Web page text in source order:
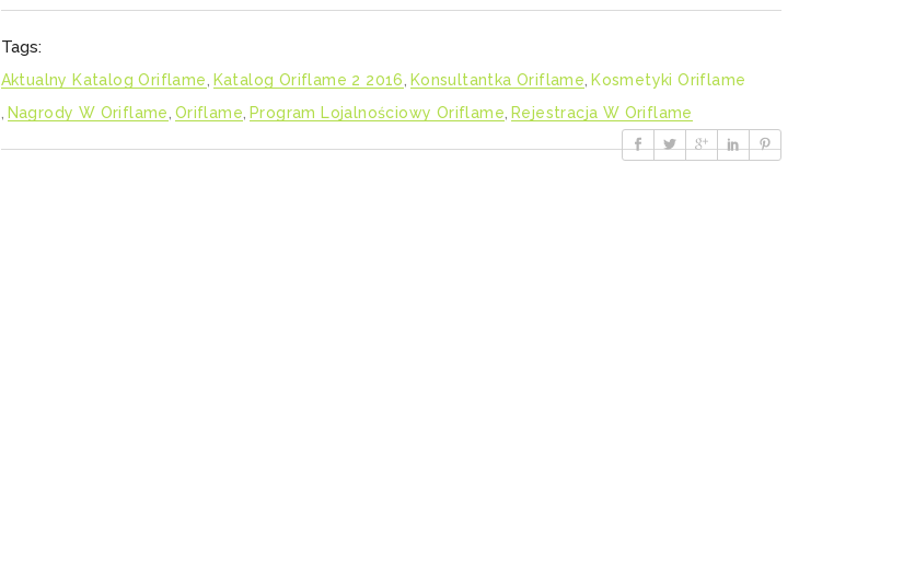
Tags:
Aktualny Katalog Oriflame Katalog Oriflame 2 2016 Konsultantka Oriflame Kosmetyki Oriflame
Nagrody W Oriflame Oriflame Program Lojalnościowy Oriflame Rejestracja W Oriflame